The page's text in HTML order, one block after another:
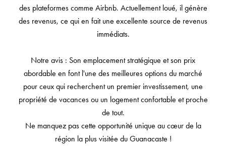
des plateformes comme Airbnb. Actuellement loué, il génère
des revenus, ce qui en fait une excellente source de revenus
immédiats.
Notre avis : Son emplacement stratégique et son prix
abordable en font l'une des meilleures options du marché
pour ceux qui recherchent un premier investissement, une
propriété de vacances ou un logement confortable et proche
de tout.
Ne manquez pas cette opportunité unique au cœur de la
région la plus visitée du Guanacaste !